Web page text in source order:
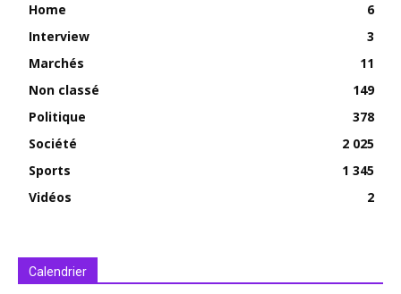
Home
6
Interview
3
Marchés
11
Non classé
149
Politique
378
Société
2 025
Sports
1 345
Vidéos
2
Calendrier